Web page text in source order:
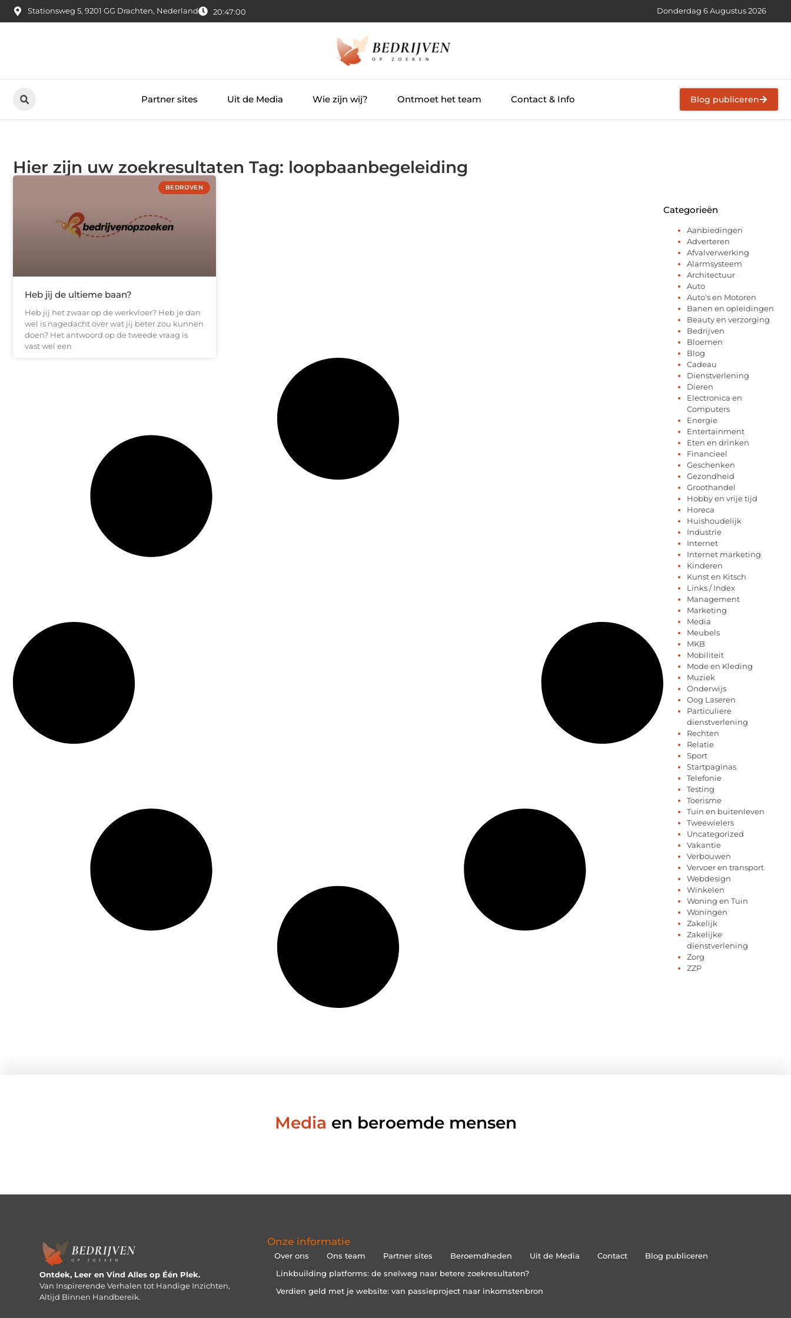
Stationsweg 5, 9201 GG Drachten, Nederland 20:47:00 Donderdag 6 Augustus 2026
Partner sites Uit de Media Wie zijn wij? Ontmoet het team Contact & Info Blog publiceren
Hier zijn uw zoekresultaten Tag: loopbaanbegeleiding
BEDRIJVEN
Heb jij de ultieme baan?
Heb jij het zwaar op de werkvloer? Heb je dan
wel is nagedacht over wat jij beter zou kunnen
doen? Het antwoord op de tweede vraag is
vast wel een
Categorieën
Aanbiedingen
Adverteren
Afvalverwerking
Alarmsysteem
Architectuur
Auto
Auto's en Motoren
Banen en opleidingen
Beauty en verzorging
Bedrijven
Bloemen
Blog
Cadeau
Dienstverlening
Dieren
Electronica en
Computers
Energie
Entertainment
Eten en drinken
Financieel
Geschenken
Gezondheid
Groothandel
Hobby en vrije tijd
Horeca
Huishoudelijk
Industrie
Internet
Internet marketing
Kinderen
Kunst en Kitsch
Links / Index
Management
Marketing
Media
Meubels
MKB
Mobiliteit
Mode en Kleding
Muziek
Onderwijs
Oog Laseren
Particuliere
dienstverlening
Rechten
Relatie
Sport
Startpaginas
Telefonie
Testing
Toerisme
Tuin en buitenleven
Tweewielers
Uncategorized
Vakantie
Verbouwen
Vervoer en transport
Webdesign
Winkelen
Woning en Tuin
Woningen
Zakelijk
Zakelijke
dienstverlening
Zorg
ZZP
Media en beroemde mensen
Ontdek, Leer en Vind Alles op Één Plek.
Van Inspirerende Verhalen tot Handige Inzichten,
Altijd Binnen Handbereik.
Onze informatie
Over ons Ons team Partner sites Beroemdheden Uit de Media Contact
Blog publiceren
Linkbuilding platforms: de snelweg naar betere zoekresultaten?
Verdien geld met je website: van passieproject naar inkomstenbron